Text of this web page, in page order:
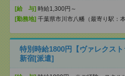
[給 与] 時給1,300円～
[勤務地] 千葉県市川市八幡（最寄り駅：本
特別時給1800円【ヴァレクス
新宿[派遣]